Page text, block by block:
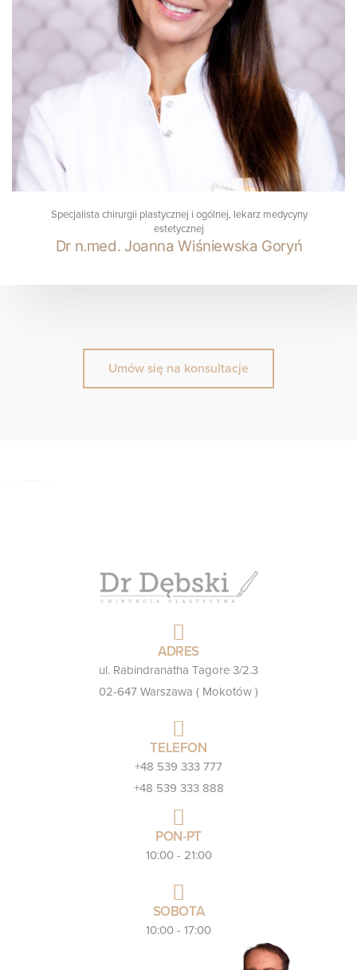
Specjalista chirurgii plastycznej i ogólnej, lekarz medycyny
estetycznej
Dr n.med. Joanna Wiśniewska Goryń
Umów się na konsultacje
ADRES
ul. Rabindranatha Tagore 3/2.3
02-647 Warszawa ( Mokotów )
TELEFON
+48 539 333 777
+48 539 333 888
PON-PT
10:00 - 21:00
SOBOTA
10:00 - 17:00